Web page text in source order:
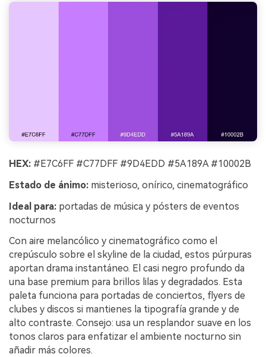
HEX: #E7C6FF #C77DFF #9D4EDD #5A189A #10002B
Estado de ánimo: misterioso, onírico, cinematográfico
Ideal para: portadas de música y pósters de eventos
nocturnos
Con aire melancólico y cinematográfico como el
crepúsculo sobre el skyline de la ciudad, estos púrpuras
aportan drama instantáneo. El casi negro profundo da
una base premium para brillos lilas y degradados. Esta
paleta funciona para portadas de conciertos, flyers de
clubes y discos si mantienes la tipografía grande y de
alto contraste. Consejo: usa un resplandor suave en los
tonos claros para enfatizar el ambiente nocturno sin
añadir más colores.